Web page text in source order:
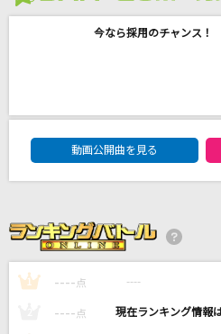
劇薬中毒
FLOW
[生音]しるし
今なら採用のチャンス！
DAM★ともボーカルエ
動画公開曲を見る
1 ---- 点 ----
---- 点 ----